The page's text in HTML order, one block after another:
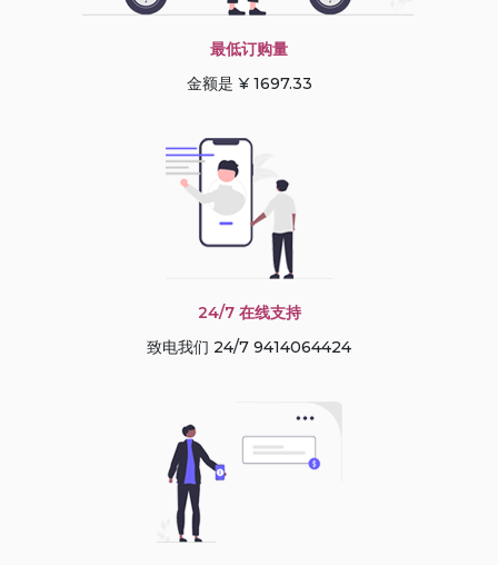
最低订购量
金额是 ¥ 1697.33
24/7 在线支持
致电我们 24/7 9414064424